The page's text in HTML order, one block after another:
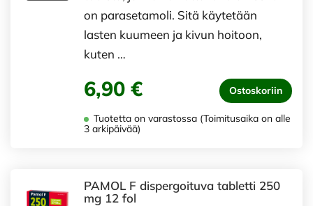
on parasetamoli. Sitä käytetään
lasten kuumeen ja kivun hoitoon,
kuten …
6,90 € Ostoskoriin
Tuotetta on varastossa (Toimitusaika on alle
3 arkipäivää)
PAMOL F dispergoituva tabletti 250
mg 12 fol